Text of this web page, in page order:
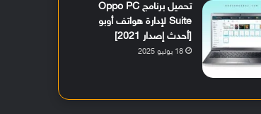
تحميل برنامج Oppo PC
Suite لإدارة هواتف أوبو
[أحدث إصدار 2021]
18 يوليو 2025